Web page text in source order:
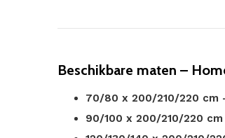
Beschikbare maten –
70/80 x 200/210/220 cm
90/100 x 200/210/220